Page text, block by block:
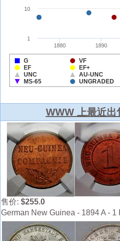
WWW 上最近出
售价: $255.0
German New Guinea - 1894 A -